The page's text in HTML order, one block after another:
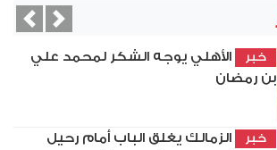
خبر
الأهلي يوجه الشكر لمحمد علي
بن رمضان
خبر
الزمالك يغلق الباب أمام رحيل
Next